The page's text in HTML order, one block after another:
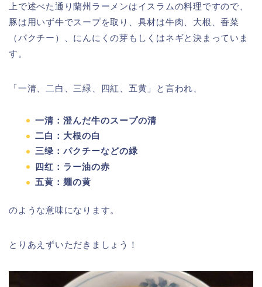
上で述べた通り蘭州ラーメンはイスラムの料理ですので、
豚は用いず牛でスープを取り、具材は牛肉、大根、香菜
（パクチー）、にんにくの芽もしくはネギと決まっていま
す。
「一清、二白、三緑、四紅、五黄」と言われ、
一清：澄んだ牛のスープの清
二白：大根の白
三绿：パクチーなどの緑
四红：ラー油の赤
五黄：麺の黄
のような意味になります。
とりあえずいただきましょう！